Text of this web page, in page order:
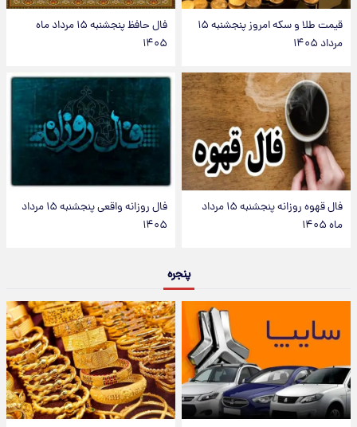
قیمت طلا و سکه امروز پنجشنبه ۱۵
مرداد ۱۴۰۵
فال حافظ پنجشنبه ۱۵ مرداد ماه
۱۴۰۵
فال قهوه روزانه پنجشنبه ۱۵ مرداد
ماه ۱۴۰۵
فال روزانه واقعی پنجشنبه ۱۵ مرداد
۱۴۰۵
پنجره